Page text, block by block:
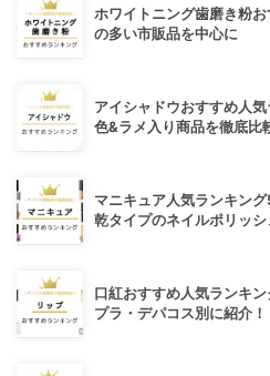
ホワイトニング歯磨き粉
の多い市販品を中心に
アイシャドウおすすめ人
色&ラメ入り商品を徹底比
マニキュア人気ランキン
乾タイプのネイルポリッシ
口紅おすすめ人気ランキ
プラ・デパコス別に紹介！